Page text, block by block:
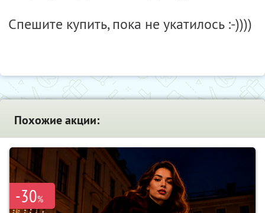
Спешите купить, пока не укатилось :-))))
Похожие акции:
-30%